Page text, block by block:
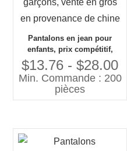
Pantalons en jean pour
enfants, prix compétitif,
respirant, motif solide,
Denim pour garçons, vente
en gros en provenance de
chine
$13.76 - $28.00
Min. Commande : 200
pièces